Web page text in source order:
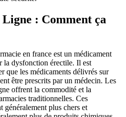
: Comment ça
en france est un médicament
la dysfonction érectile. Il est
que les médicaments délivrés sur
être prescrits par un médecin. Les
offrent la commodité et la
traditionnelles. Ces
généralement plus chers et